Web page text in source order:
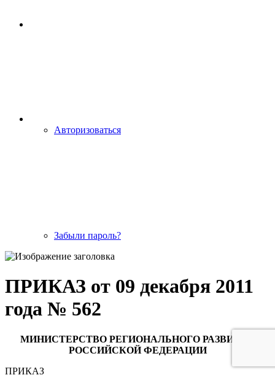
Авторизоваться
Забыли пароль?
ПРИКАЗ от 09 декабря 2011
года № 562
МИНИСТЕРСТВО РЕГИОНАЛЬНОГО РАЗВИТИЯ
РОССИЙСКОЙ ФЕДЕРАЦИИ
ПРИКАЗ